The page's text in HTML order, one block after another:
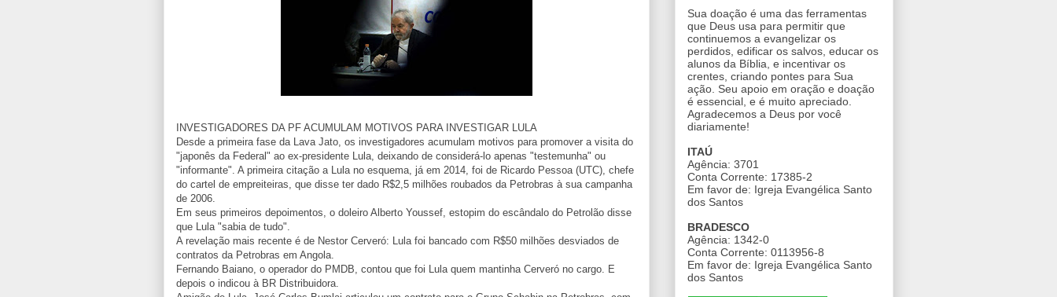
INVESTIGADORES DA PF ACUMULAM MOTIVOS PARA INVESTIGAR LULA
Desde a primeira fase da Lava Jato, os investigadores acumulam motivos para promover a visita do
"japonês da Federal" ao ex-presidente Lula, deixando de considerá-lo apenas "testemunha" ou
"informante". A primeira citação a Lula no esquema, já em 2014, foi de Ricardo Pessoa (UTC), chefe
do cartel de empreiteiras, que disse ter dado R$2,5 milhões roubados da Petrobras à sua campanha
de 2006.
Em seus primeiros depoimentos, o doleiro Alberto Youssef, estopim do escândalo do Petrolão disse
que Lula "sabia de tudo".
A revelação mais recente é de Nestor Cerveró: Lula foi bancado com R$50 milhões desviados de
contratos da Petrobras em Angola.
Fernando Baiano, o operador do PMDB, contou que foi Lula quem mantinha Cerveró no cargo. E
depois o indicou à BR Distribuidora.
Sua doação é uma das ferramentas
que Deus usa para permitir que
continuemos a evangelizar os
perdidos, edificar os salvos, educar os
alunos da Bíblia, e incentivar os
crentes, criando pontes para Sua
ação. Seu apoio em oração e doação
é essencial, e é muito apreciado.
Agradecemos a Deus por você
diariamente!
ITAÚ
Agência: 3701
Conta Corrente: 17385-2
Em favor de: Igreja Evangélica Santo
dos Santos
BRADESCO
Agência: 1342-0
Conta Corrente: 0113956-8
Em favor de: Igreja Evangélica Santo
dos Santos